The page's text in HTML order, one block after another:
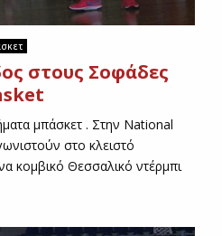
στους Σοφάδες
μπάσκετ . Στην National
στο κλειστό
κομβικό Θεσσαλικό ντέρμπι